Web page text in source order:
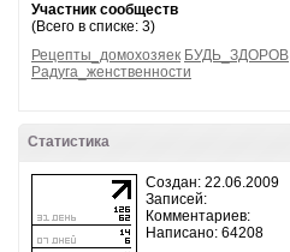
Участник сообществ
(Всего в списке: 3)
Рецепты_домохозяек БУДЬ_ЗДОРОВ
Радуга_женственности
Статистика
Создан: 22.06.2009
Записей:
Комментариев:
Написано: 64208